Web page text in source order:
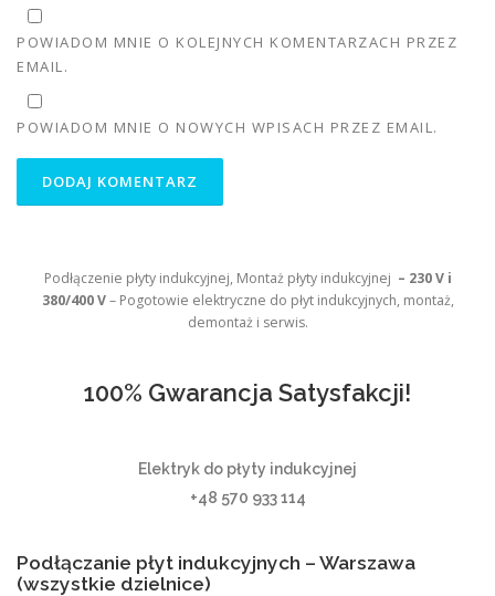
POWIADOM MNIE O KOLEJNYCH KOMENTARZACH PRZEZ
EMAIL.
POWIADOM MNIE O NOWYCH WPISACH PRZEZ EMAIL.
Podłączenie płyty indukcyjnej, Montaż płyty indukcyjnej – 230 V i
380/400 V– Pogotowie elektryczne do płyt indukcyjnych, montaż,
demontaż i serwis.
100% Gwarancja Satysfakcji!
Elektryk do płyty indukcyjnej
+48 570 933 114
Podłączanie płyt indukcyjnych – Warszawa
(wszystkie dzielnice)